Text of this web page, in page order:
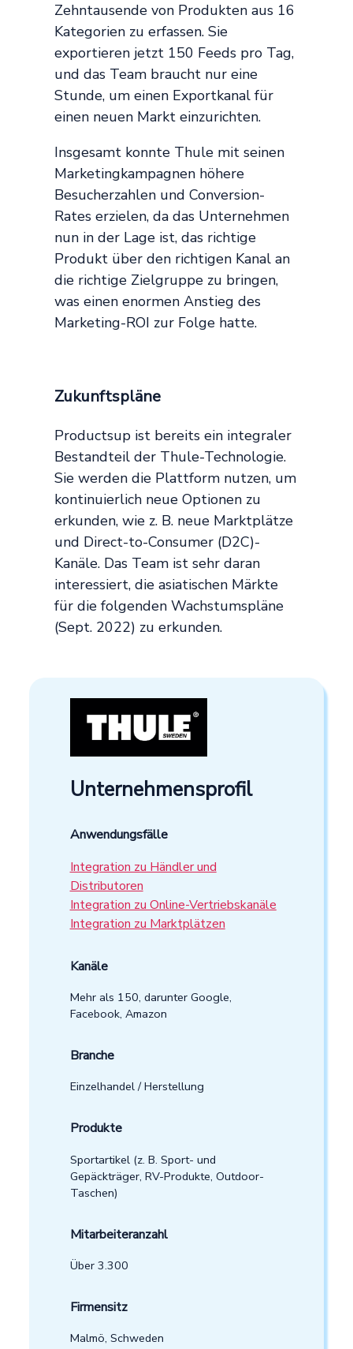
Zehntausende von Produkten aus 16
Kategorien zu erfassen. Sie
exportieren jetzt 150 Feeds pro Tag,
und das Team braucht nur eine
Stunde, um einen Exportkanal für
einen neuen Markt einzurichten.
Insgesamt konnte Thule mit seinen
Marketingkampagnen höhere
Besucherzahlen und Conversion-
Rates erzielen, da das Unternehmen
nun in der Lage ist, das richtige
Produkt über den richtigen Kanal an
die richtige Zielgruppe zu bringen,
was einen enormen Anstieg des
Marketing-ROI zur Folge hatte.
Zukunftspläne
Productsup ist bereits ein integraler
Bestandteil der Thule-Technologie.
Sie werden die Plattform nutzen, um
kontinuierlich neue Optionen zu
erkunden, wie z. B. neue Marktplätze
und Direct-to-Consumer (D2C)-
Kanäle. Das Team ist sehr daran
interessiert, die asiatischen Märkte
für die folgenden Wachstumspläne
(Sept. 2022) zu erkunden.